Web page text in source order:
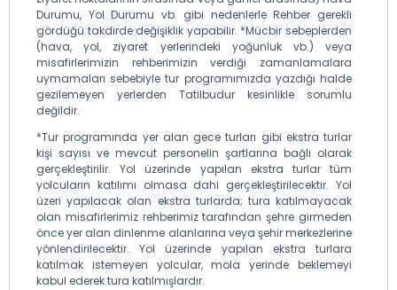
Durumu, Yol Durumu vb. gibi nedenlerle Rehber gerekli
gördüğü takdirde değişiklik yapabilir. *Mücbir sebeplerden
(hava, yol, ziyaret yerlerindeki yoğunluk vb.) veya
misafirlerimizin rehberimizin verdiği zamanlamalara
uymamaları sebebiyle tur programımızda yazdığı halde
gezilemeyen yerlerden Tatilbudur kesinlikle sorumlu
değildir.
*Tur programında yer alan gece turları gibi ekstra turlar
kişi sayısı ve mevcut personelin şartlarına bağlı olarak
gerçekleştirilir. Yol üzerinde yapılan ekstra turlar tüm
yolcuların katılımı olmasa dahi gerçekleştirilecektir. Yol
üzeri yapılacak olan ekstra turlarda; tura katılmayacak
olan misafirlerimiz rehberimiz tarafından şehre girmeden
önce yer alan dinlenme alanlarına veya şehir merkezlerine
yönlendirilecektir. Yol üzerinde yapılan ekstra turlara
katılmak istemeyen yolcular, mola yerinde beklemeyi
kabul ederek tura katılmışlardır.